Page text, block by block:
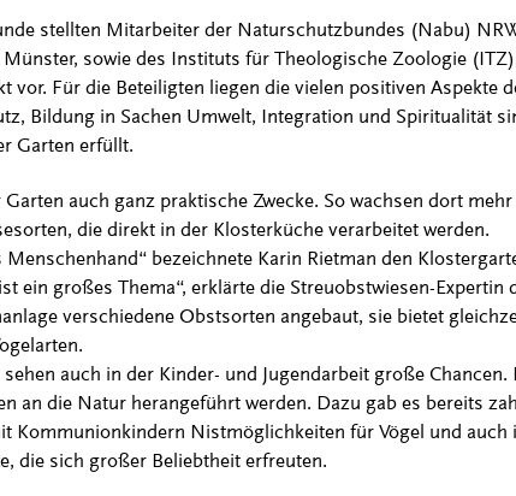
stellten Mitarbeiter der Naturschutzbundes (Nabu)
sowie des Instituts für Theologische Zoologie
vor. Für die Beteiligten liegen die vielen positiven Aspekte
Bildung in Sachen Umwelt, Integration und Spiritualität
Garten erfüllt.
auch ganz praktische Zwecke. So wachsen dort
die direkt in der Klosterküche verarbeitet werden.
Menschenhand“ bezeichnete Karin Rietman den
ein großes Thema“, erklärte die Streuobstwiesen-
verschiedene Obstsorten angebaut, sie bietet
auch in der Kinder- und Jugendarbeit große
an die Natur herangeführt werden. Dazu gab es bereits
Kommunionkindern Nistmöglichkeiten für Vögel und auch
die sich großer Beliebtheit erfreuten.